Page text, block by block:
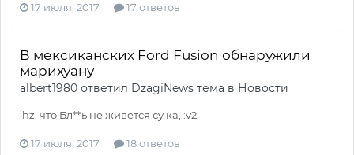
17 июля, 2017 17 ответов
В мексиканских Ford Fusion обнаружили
марихуану
albert1980 ответил DzagiNews тема в Новости
:hz: что Бл**ь не живется су ка, :v2:
17 июля, 2017 18 ответов